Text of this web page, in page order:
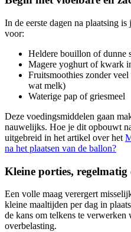
In de eerste dagen na plaatsing
voor:
Heldere bouillon of dunne
Magere yoghurt of kwark
Fruitsmoothies zonder
wat melk)
Waterige pap of griesmeel
Deze voedingsmiddelen gaan
nauwelijks. Hoe je dit opbouwt
uitgebreid in het artikel over het
na het plaatsen van de ballon?
Kleine porties, regelmatig
Een volle maag verergert
kleine maaltijden per dag in
de kans om telkens te verwerken
overbelasting.